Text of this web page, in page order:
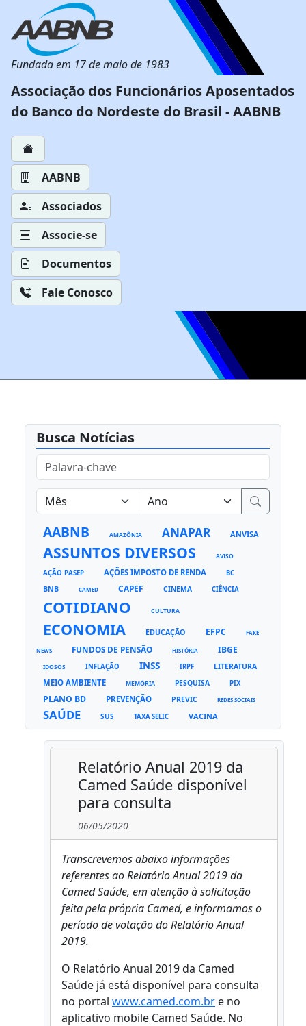
Fundada em 17 de maio de 1983
Associação dos Funcionários Aposentados
do Banco do Nordeste do Brasil - AABNB
AABNB
Associados
Associe-se
Documentos
Fale Conosco
Busca Notícias
AABNB AMAZÔNIA ANAPAR ANVISA
ASSUNTOS DIVERSOS AVISO
AÇÃO PASEP AÇÕES IMPOSTO DE RENDA BC
BNB CAMED CAPEF CINEMA CIÊNCIA
COTIDIANO CULTURA
ECONOMIA EDUCAÇÃO EFPC FAKE
NEWS FUNDOS DE PENSÃO HISTÓRIA IBGE
IDOSOS INFLAÇÃO INSS IRPF LITERATURA
MEIO AMBIENTE MEMÓRIA PESQUISA PIX
PLANO BD PREVENÇÃO PREVIC REDES SOCIAIS
SAÚDE SUS TAXA SELIC VACINA
Relatório Anual 2019 da
Camed Saúde disponível
para consulta
06/05/2020
Transcrevemos abaixo informações
referentes ao Relatório Anual 2019 da
Camed Saúde, em atenção à solicitação
feita pela própria Camed, e informamos o
período de votação do Relatório Anual
2019.
O Relatório Anual 2019 da Camed
Saúde já está disponível para consulta
no portal www.camed.com.br e no
aplicativo mobile Camed Saúde. No